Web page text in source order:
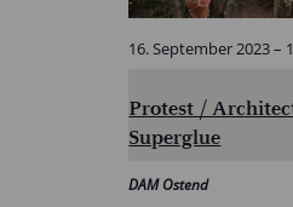
Protest /
Superglue
16. September 2023–
DAM Ostend